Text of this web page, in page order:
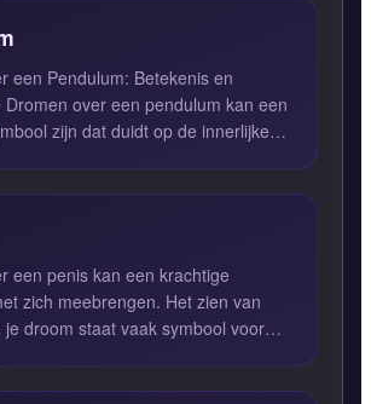
een Pendulum: Betekenis en
zijn dat duidt op de innerlijke
een penis kan een krachtige
zich meebrengen. Het zien van
je droom staat vaak symbool voor